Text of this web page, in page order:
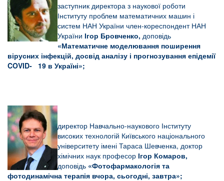
заступник директора з наукової роботи
Інституту проблем математичних машин і
систем НАН України член-кореспондент НАН
України Ігор Бровченко, доповідь
«Математичне моделювання поширення
вірусних інфекцій, досвід аналізу і прогнозування епідемії
COVID- 19 в Україні»;
директор Навчально-наукового Інституту
високих технологій Київського національного
університету імені Тараса Шевченка, доктор
хімічних наук професор Ігор Комаров,
доповідь «Фотофармакологія та
фотодинамічна терапія вчора, сьогодні, завтра»;